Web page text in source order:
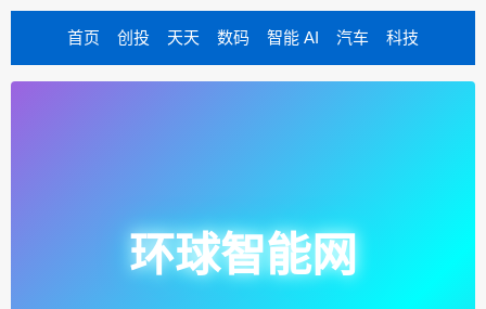
首页 创投 天天 数码 智能 AI 汽车 科技
环球智能网